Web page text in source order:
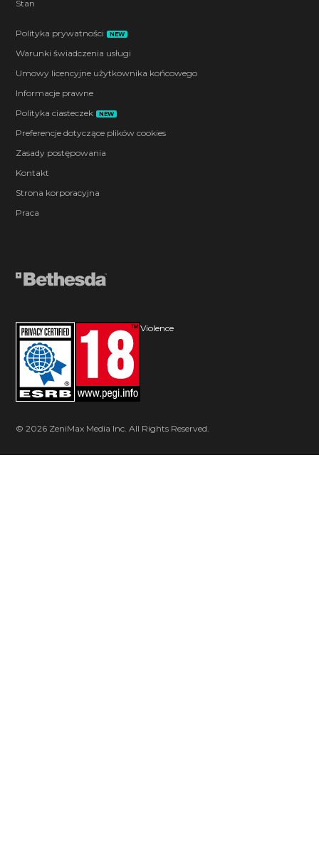
Stan
Polityka prywatności NEW
Warunki świadczenia usługi
Umowy licencyjne użytkownika końcowego
Informacje prawne
Polityka ciasteczek
NEW
Preferencje dotyczące plików cookies
Zasady postępowania
Kontakt
Strona korporacyjna
Praca
Violence
© 2026 ZeniMax Media Inc. All Rights Reserved.